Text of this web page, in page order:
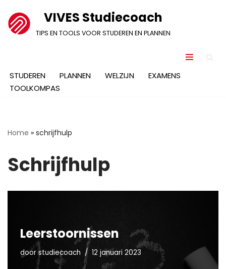
Ga
VIVES Studiecoach
TIPS EN TOOLS VOOR STUDEREN EN PLANNEN
STUDEREN PLANNEN WELZIJN
EXAMENS
TOOLKOMPAS
Home » schrijfhulp
Schrijfhulp
Leerstoornissen
doorstudiecoach 12 januari 2023